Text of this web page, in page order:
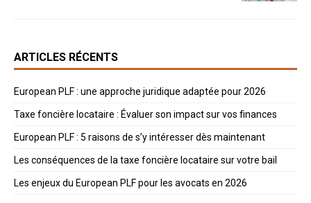
ARTICLES RÉCENTS
European PLF : une approche juridique adaptée pour 2026
Taxe foncière locataire : Évaluer son impact sur vos finances
European PLF : 5 raisons de s’y intéresser dès maintenant
Les conséquences de la taxe foncière locataire sur votre bail
Les enjeux du European PLF pour les avocats en 2026